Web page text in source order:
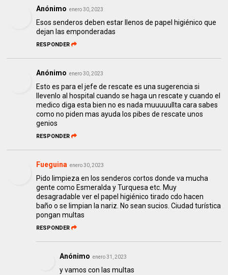
Anónimo enero 30, 2023
Esos senderos deben estar llenos de papel higiénico que
dejan las emponderadas
RESPONDER
Anónimo enero 30, 2023
Esto es para el jefe de rescate es una sugerencia si
llevenlo al hospital cuando se haga un rescate y cuando el
medico diga esta bien no es nada muuuuullta cara sabes
como no piden mas ayuda los pibes de rescate unos
genios
RESPONDER
Fueguina enero 30, 2023
Pido limpieza en los senderos cortos donde va mucha
gente como Esmeralda y Turquesa etc. Muy
desagradable ver el papel higiénico tirado cdo hacen
baño o se limpian la nariz. No sean sucios. Ciudad turística
pongan multas
RESPONDER
Anónimo enero 31, 2023
y vamos con las multas